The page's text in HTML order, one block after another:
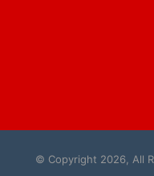
© Copyright 2026, All